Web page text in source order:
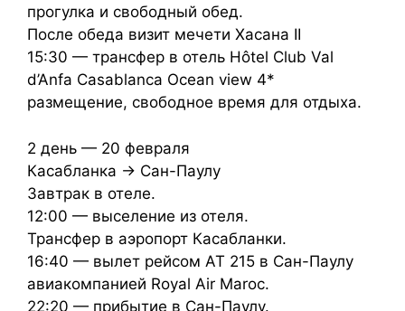
прогулка и свободный обед.
После обеда визит мечети Хасана II
15:30 — трансфер в отель Hôtel Club Val
d’Anfa Casablanca Ocean view 4*
размещение, свободное время для отдыха.
2 день — 20 февраля
Касабланка → Сан-Паулу
Завтрак в отеле.
12:00 — выселение из отеля.
Трансфер в аэропорт Касабланки.
16:40 — вылет рейсом AT 215 в Сан-Паулу
авиакомпанией Royal Air Maroc.
22:20 — прибытие в Сан-Паулу.